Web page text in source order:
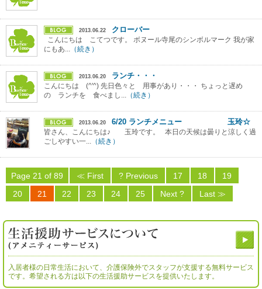
2013.06.22 クローバー
こんにちは こてつです。 ボヌール寺尾のシンボルマーク 我が家
にもあ...
（続き）
2013.06.20 ランチ・・・
こんにちは (^'^) 先日色々と 用事があり・・・ ちょっと遅め
の ランチを 食べまし...
（続き）
2013.06.20 6/20 ランチメニュー 玉玲☆
皆さん、こんにちは♪ 玉玲です。 本日の天候は曇りと涼しく過
ごしやすい一...
（続き）
Page 21 of 89 ≪ First ? Previous 17 18
19
20
21 22 23 24 25 Next ? Last ≫
入居者様の日常生活において、介護保険外でスタッフが支援する無料サービス
です。希望される方は以下の生活援助サービスを提供いたします。